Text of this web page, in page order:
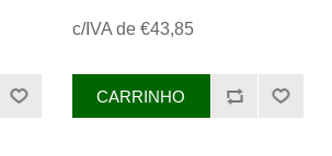
c/IVA de €43,85